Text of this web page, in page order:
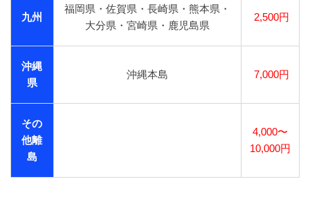
九州
福岡県・佐賀県・長崎県・熊本県・
大分県・宮崎県・鹿児島県
2,500円
沖縄
県
沖縄本島 7,000円
その
他離
島
4,000〜
10,000円